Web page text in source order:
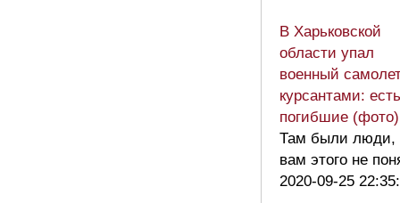
В Харьковской
области упал
военный
курсантами: есть
погибшие (фото)
Там были люди,
вам этого не
2020-09-25